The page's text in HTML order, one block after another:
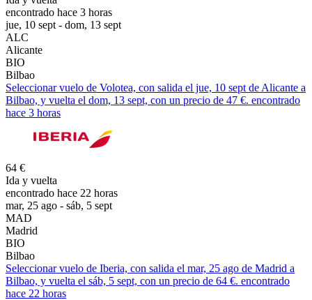
encontrado hace 3 horas
jue, 10 sept - dom, 13 sept
ALC
Alicante
BIO
Bilbao
Seleccionar vuelo de Volotea, con salida el jue, 10 sept de Alicante a
Bilbao, y vuelta el dom, 13 sept, con un precio de 47 €. encontrado
hace 3 horas
64 €
Ida y vuelta
encontrado hace 22 horas
mar, 25 ago - sáb, 5 sept
MAD
Madrid
BIO
Bilbao
Seleccionar vuelo de Iberia, con salida el mar, 25 ago de Madrid a
Bilbao, y vuelta el sáb, 5 sept, con un precio de 64 €. encontrado
hace 22 horas